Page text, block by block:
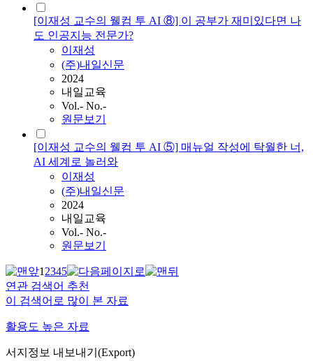
[이재성 교수의 웰컴 투 AI ⑧] 이 공부가 재미있다면 나
도 인공지능 전문가?
이재성
(주)내일신문
2024
내일교육
Vol.- No.-
원문보기
[이재성 교수의 웰컴 투 AI ⑤] 매뉴얼 작성에 탁월한 너,
AI 세계로 놀러와
이재성
(주)내일신문
2024
내일교육
Vol.- No.-
원문보기
12345
연관 검색어 추천
이 검색어로 많이 본 자료
활용도 높은 자료
서지정보 내보내기(Export)